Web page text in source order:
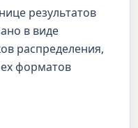
результатов
в виде
распределения,
форматов